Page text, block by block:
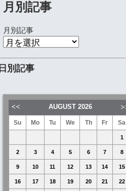
月別記事
月別記事
日別記事
AUGUST 2026
Su Mo Tu We Th Fr Sa
1
2 3 4 5 6 7 8
9 10 11 12 13 14 15
16 17 18 19 20 21 22